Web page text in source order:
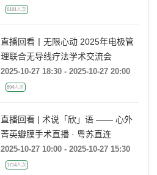
6101人次
直播回看丨无限心动 2025年电极管
理联合无导线疗法学术交流会
2025-10-27 18:30 - 2025-10-27 20:00
804人次
直播回看 | 术说「欣」语 —— 心外
菁英瓣膜手术直播 · 粤苏直连
2025-10-27 10:00 - 2025-10-27 15:30
1714人次